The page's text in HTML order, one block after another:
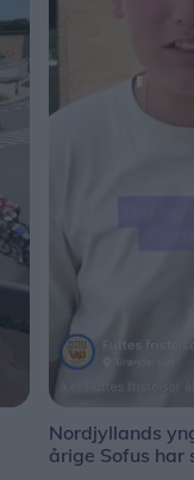
Nordjyllands
årige Sofus har